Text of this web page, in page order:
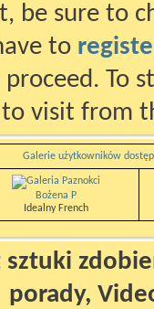
be sure to
to
To
visit from
Galerie użytkowników
Bożena P
Idealny French
porady,